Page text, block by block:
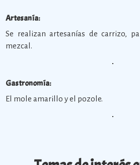
Artesanía:
Se realizan artesanías de carrizo,
mezcal.
Gastronomía:
El mole amarillo y el pozole.